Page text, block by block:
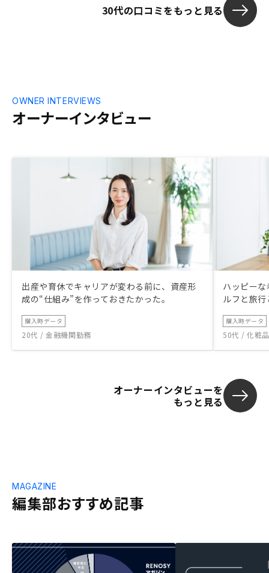
30代の口コミをもっと見る
オーナーインタビュー
OWNER INTERVIEWS
出産や育休でキャリアが変わる前に、資産形
成の“仕組み”を作っておきたかった。
購入時データ
20代 / 金融機関勤務
ハッピー
ルフと旅
購入時データ
50代 / 化粧
オーナーインタビューを
もっと見る
編集部おすすめ記事
MAGAZINE